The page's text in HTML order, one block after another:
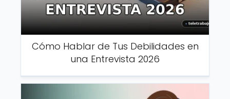
Cómo Hablar de Tus Debilidades en
una Entrevista 2026